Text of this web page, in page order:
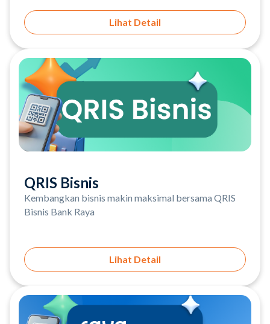
Lihat Detail
QRIS Bisnis
Kembangkan bisnis makin maksimal bersama QRIS
Bisnis Bank Raya
Lihat Detail